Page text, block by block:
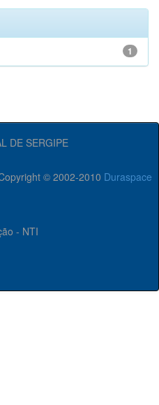
1
DE SERGIPE
© 2002-2010 Duraspace
- NTI